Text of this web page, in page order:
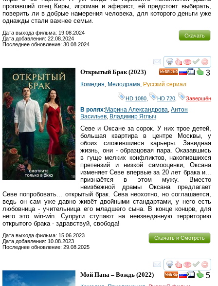
пропавший отец Киры, игроман и аферист, ей предстоит выбирать,
поверить ли в добрые намерения человека, для которого деньги уже
однажды стали важнее семьи.
Скачать
Дата выхода фильма: 19.08.2024
Дата добавления: 22.08.2024
Последнее обновление: 30.08.2024
смотреть
3
Открытый Брак(2023)
Комедия, Мелодрама, Русский сериал
HD 1080 HD 720 Завершён
В ролях:Марина Александрова, Антон
Васильев, Владимир Яглыч
Севе и Оксане за сорок. У них трое детей,
большая квартира в центре Москвы, у
обоих сложившиеся карьеры. Завидная
жизнь, они - образцовая пара. Оказавшись
в гуще мелких конфликтов, накопившихся
претензий и низкой самооценки, Оксана
изменяет Севе впервые за 20 лет брака и...
признаётся в этом мужу. Вместо
неизбежной драмы Оксана предлагает
Севе попробовать... открытый брак. Сева неохотно, но соглашается,
ведь он сам уже давно живёт двойными стандартами, у него есть
любовница - учительница его младшего сына. В конце концов, для
него это win-win. Супруги ступают на неизведанную территорию
открытого брака - здравствуй, свобода!
Скачать и Смотреть
Дата выхода фильма: 15.06.2023
Дата добавления: 10.08.2023
Последнее обновление: 29.08.2025
смотреть
5
Мой Папа – Вождь (2022)